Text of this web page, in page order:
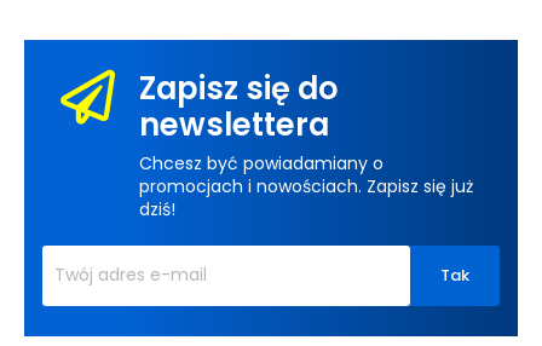
Zapisz się do
newslettera
Chcesz być powiadamiany o
promocjach i nowościach. Zapisz się już
dziś!